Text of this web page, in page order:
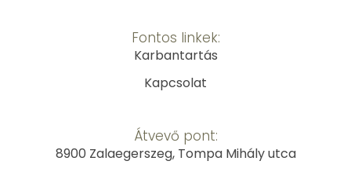
Fontos linkek:
Karbantartás
Kapcsolat
Átvevő pont:
8900 Zalaegerszeg, Tompa Mihály utca